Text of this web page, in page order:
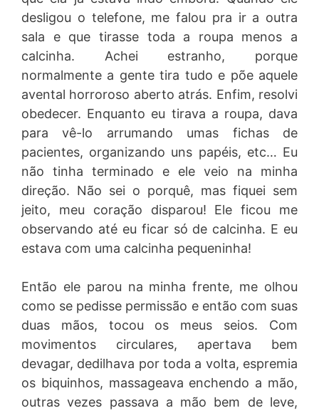
desligou o telefone, me falou pra ir a outra
sala e que tirasse toda a roupa menos a
calcinha. Achei estranho, porque
normalmente a gente tira tudo e põe aquele
avental horroroso aberto atrás. Enfim, resolvi
obedecer. Enquanto eu tirava a roupa, dava
para vê-lo arrumando umas fichas de
pacientes, organizando uns papéis, etc… Eu
não tinha terminado e ele veio na minha
direção. Não sei o porquê, mas fiquei sem
jeito, meu coração disparou! Ele ficou me
observando até eu ficar só de calcinha. E eu
estava com uma calcinha pequeninha!
Então ele parou na minha frente, me olhou
como se pedisse permissão e então com suas
duas mãos, tocou os meus seios. Com
movimentos circulares, apertava bem
devagar, dedilhava por toda a volta, espremia
os biquinhos, massageava enchendo a mão,
outras vezes passava a mão bem de leve,